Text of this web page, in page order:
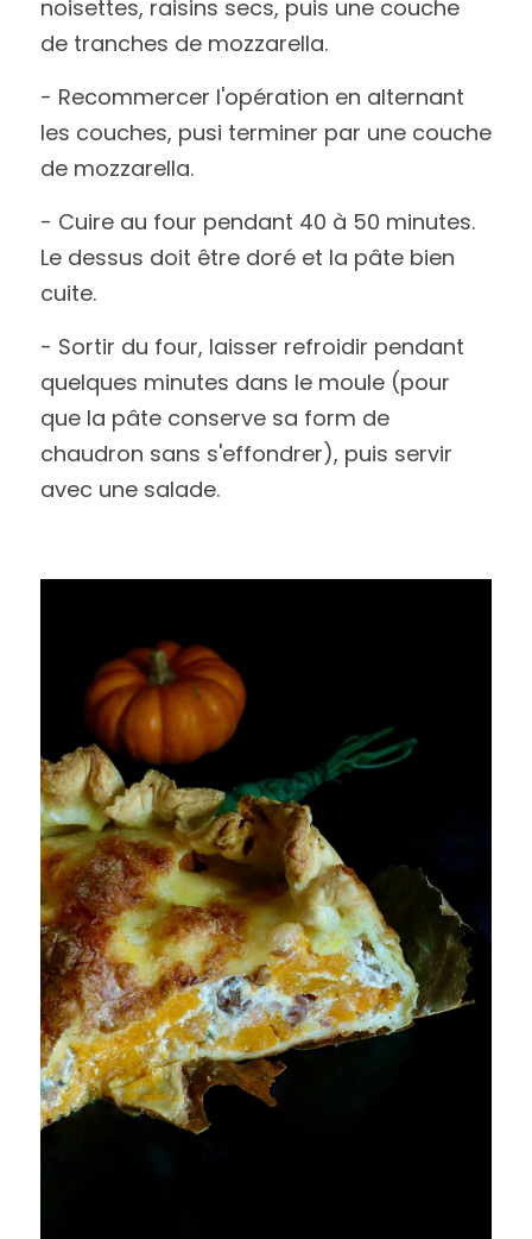
noisettes, raisins secs, puis une couche
de tranches de mozzarella.
- Recommercer l'opération en alternant
les couches, pusi terminer par une couche
de mozzarella.
- Cuire au four pendant 40 à 50 minutes.
Le dessus doit être doré et la pâte bien
cuite.
- Sortir du four, laisser refroidir pendant
quelques minutes dans le moule (pour
que la pâte conserve sa form de
chaudron sans s'effondrer), puis servir
avec une salade.